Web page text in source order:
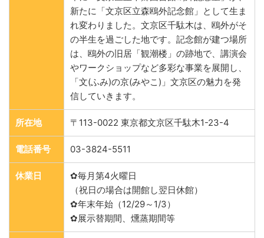
新たに「文京区立森鴎外記念館」として生ま
れ変わりました。文京区千駄木は、鴎外がそ
の半生を過ごした地です。記念館が建つ場所
は、鴎外の旧居「観潮楼」の跡地で、講演会
やワークショップなど多彩な事業を展開し、
「文(ふみ)の京(みやこ)」文京区の魅力を発
信していきます。
所在地 〒113-0022 東京都文京区千駄木1-23-4
電話番号 03-3824-5511
休業日
✿毎月第4火曜日
（祝日の場合は開館し翌日休館）
✿年末年始（12/29～1/3）
✿展示替期間、燻蒸期間等